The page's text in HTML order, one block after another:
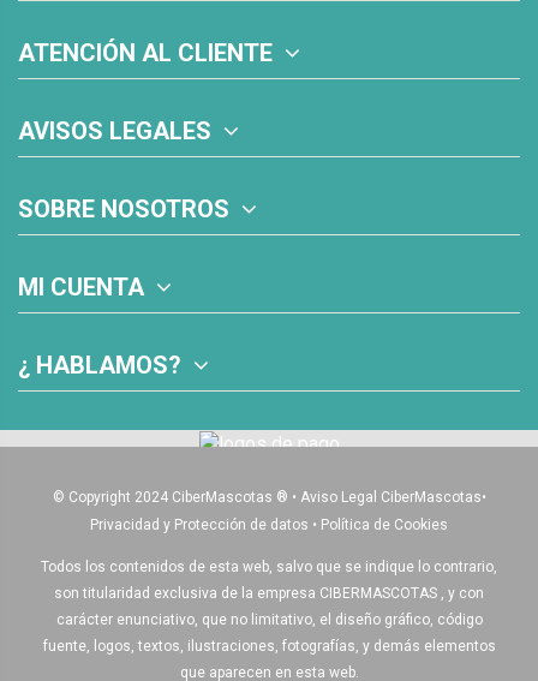
ATENCIÓN AL CLIENTE
AVISOS LEGALES
SOBRE NOSOTROS
MI CUENTA
¿ HABLAMOS?
© Copyright 2024 CiberMascotas ® • Aviso Legal CiberMascotas•
Privacidad y Protección de datos • Política de Cookies
Todos los contenidos de esta web, salvo que se indique lo contrario,
son titularidad exclusiva de la empresa CIBERMASCOTAS , y con
carácter enunciativo, que no limitativo, el diseño gráfico, código
fuente, logos, textos, ilustraciones, fotografías, y demás elementos
que aparecen en esta web.